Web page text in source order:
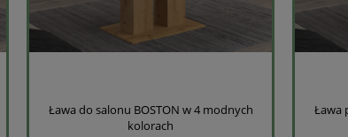
Ława do salonu BOSTON w 4 modnych
kolorach
Ława